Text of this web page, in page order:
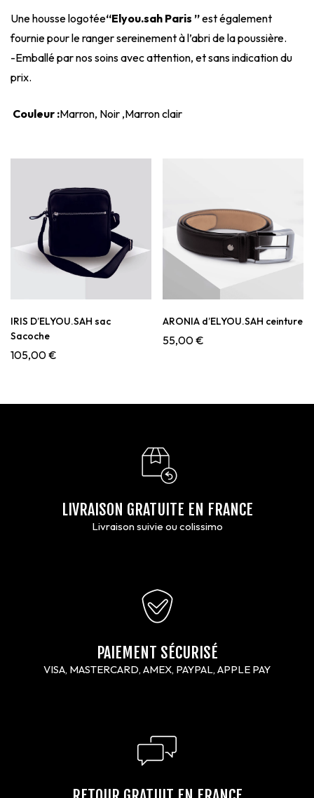
Une housse logotée“Elyou.sah Paris ”est également
fournie pour le ranger sereinement à l’abri de la poussière.
-Emballé par nos soins avec attention, et sans indication du
prix.
Couleur :Marron, Noir ,Marron clair
IRIS D’ELYOU.SAH sac
Sacoche
105,00€
ARONIA d’ELYOU.SAH ceinture
55,00€
LIVRAISON GRATUITE EN FRANCE
Livraison suivie ou colissimo
PAIEMENT SÉCURISÉ
VISA, MASTERCARD, AMEX, PAYPAL, APPLE PAY